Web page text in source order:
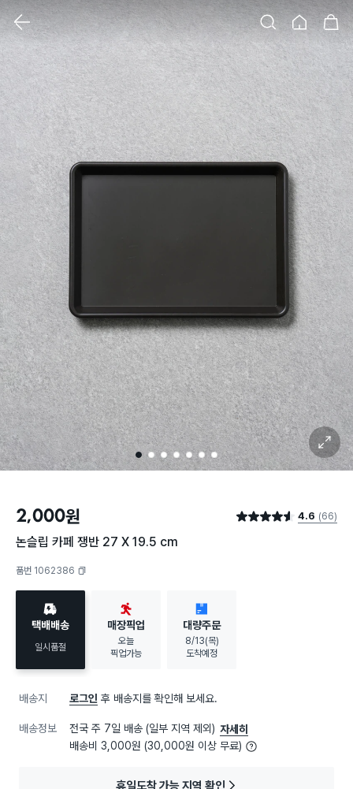
검색 홈 장바구니
클릭 시 이미지 확대 보기 팝업 열림
1 2 3 4 5 6 7
확대 보기
2,000원 별점 4.6점 4.6 (66)
논슬립 카페 쟁반 27 X 19.5 cm
품번 1062386
택배배송
일시품절
매장픽업
오늘
픽업가능
대량주문
8/13(목)
도착예정
배송지 로그인 후 배송지를 확인해 보세요.
배송정보 전국 주 7일 배송 (일부 지역 제외) 자세히
배송비 3,000원 (30,000원 이상 무료)
휴일도착 가능 지역 확인